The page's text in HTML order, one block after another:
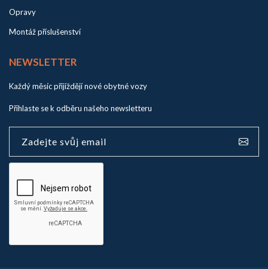
Opravy
Montáž příslušenství
NEWSLETTER
Každý měsíc přijíždějí nové obytné vozy
Přihlaste se k odběru našeho newsletteru